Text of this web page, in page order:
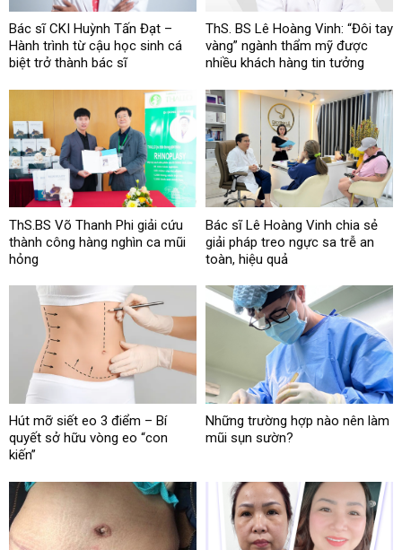
Bác sĩ CKI Huỳnh Tấn Đạt –
Hành trình từ cậu học sinh cá
biệt trở thành bác sĩ
ThS. BS Lê Hoàng Vinh: “Đôi tay
vàng” ngành thẩm mỹ được
nhiều khách hàng tin tưởng
ThS.BS Võ Thanh Phi giải cứu
thành công hàng nghìn ca mũi
hỏng
Bác sĩ Lê Hoàng Vinh chia sẻ
giải pháp treo ngực sa trễ an
toàn, hiệu quả
Hút mỡ siết eo 3 điểm – Bí
quyết sở hữu vòng eo “con
kiến”
Những trường hợp nào nên làm
mũi sụn sườn?